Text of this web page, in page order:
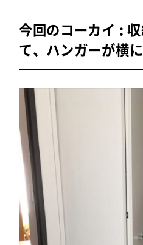
今回のコーカイ :
て、ハンガーが横